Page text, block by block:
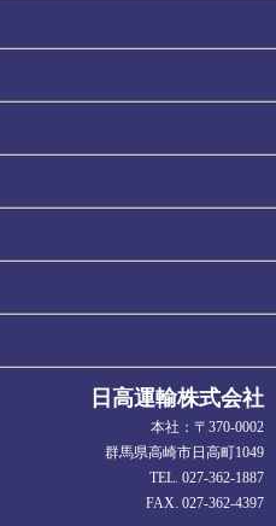
日高運輸株式会社
本社：〒370-0002
群馬県高崎市日高町1049
TEL. 027-362-1887
FAX. 027-362-4397